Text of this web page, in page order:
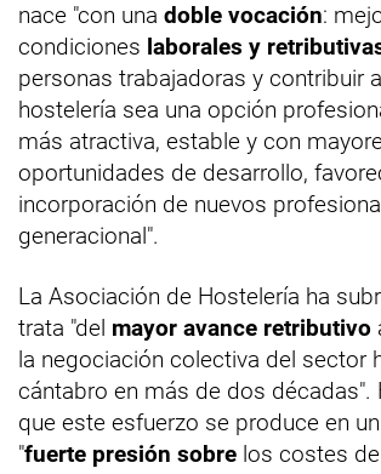
nace "con una doble vocación:
condiciones laborales y
personas trabajadoras y contribuir
hostelería sea una opción
más atractiva, estable y con
oportunidades de desarrollo,
incorporación de nuevos
generacional".
La Asociación de Hostelería ha
trata "del mayor avance retributivo
la negociación colectiva del sector
cántabro en más de dos décadas".
que este esfuerzo se produce en
"fuerte presión sobre los costes